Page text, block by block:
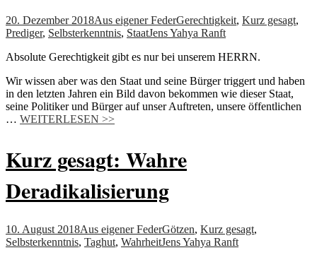
20. Dezember 2018Aus eigener FederGerechtigkeit, Kurz gesagt,
Prediger, Selbsterkenntnis, StaatJens Yahya Ranft
Absolute Gerechtigkeit gibt es nur bei unserem HERRN.
Wir wissen aber was den Staat und seine Bürger triggert und haben
in den letzten Jahren ein Bild davon bekommen wie dieser Staat,
seine Politiker und Bürger auf unser Auftreten, unsere öffentlichen
… WEITERLESEN >>
Kurz gesagt: Wahre
Deradikalisierung
10. August 2018Aus eigener FederGötzen, Kurz gesagt,
Selbsterkenntnis, Taghut, WahrheitJens Yahya Ranft